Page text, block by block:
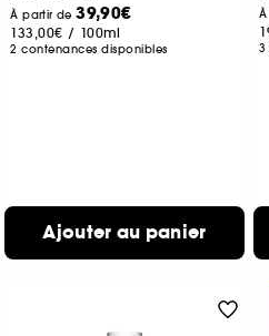
À partir de39,90€
133,00€ / 100ml
2 contenances disponibles
Ajouter au panier
3